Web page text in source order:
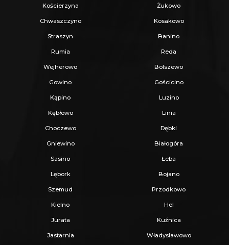
m (do okapu do 5 m)
- obiekty pomocnicze: 1 kondygnacja, dach
spadzisty do 6 m, płaski do 4 m
- budynki usługowe: 1-2 kondygnacje, maks. 10
- dopuszcza się jedną kondygnację podziemną
- domy i budynki usługowe - dachy
dwuspadowe lub wielospadowe, kąt
nachylenia 30-45°
Forma zabudowy:
- wolnostojąca
Wskaźniki zabudowy:
- powierzchnia zabudowy: 0-20% powierzchni
- intensywność zabudowy: 0-50% powierzchni
Kościerzyna Żukowo
Chwaszczyno Kosakowo
Straszyn Banino
Rumia Reda
Wejherowo Bolszewo
Gowino Gościcino
Kąpino Luzino
Kębłowo Linia
Choczewo Dębki
Gniewino Białogóra
Sasino Łeba
Lębork Bojano
Szemud Przodkowo
Kielno Hel
Jurata Kuźnica
Jastarnia Władysławowo